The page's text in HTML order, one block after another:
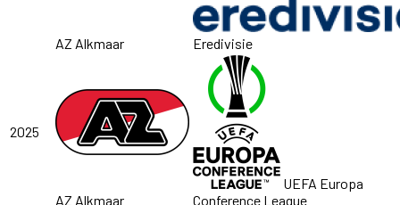
AZ Alkmaar Eredivisie
2025
AZ Alkmaar
UEFA Europa
Conference League